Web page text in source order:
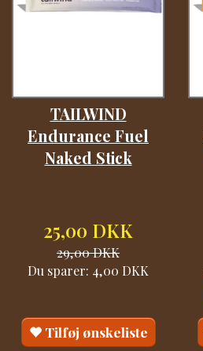
TAILWIND
Endurance Fuel
Naked Stick
25,00 DKK
29,00 DKK
Du sparer: 4,00 DKK
Tilføj ønskeliste